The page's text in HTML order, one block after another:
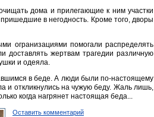
дома и прилегающие к ним участки
в негодность. Кроме того, дворы
огранизациями помогали распределять
доставлять жертвам трагедии различную
и одеяла.
в беде. А люди были по-настоящему
и откликнулись на чужую беду. Жаль лишь,
когда нагрянет настоящая беда...
Оставить комментарий